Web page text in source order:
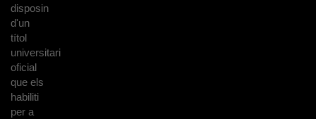
disposin
d'un
títol
universitari
oficial
que els
habiliti
per a